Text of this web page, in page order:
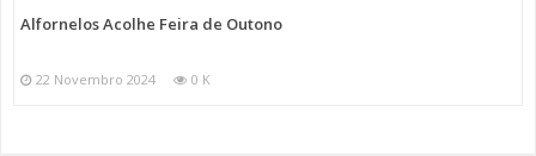
Alfornelos Acolhe Feira de Outono
22 Novembro 2024 0 K